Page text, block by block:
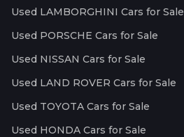
Used LAMBORGHINI Cars for Sale
Used PORSCHE Cars for Sale
Used NISSAN Cars for Sale
Used LAND ROVER Cars for Sale
Used TOYOTA Cars for Sale
Used HONDA Cars for Sale